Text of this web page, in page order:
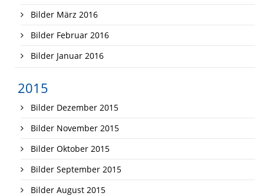
Bilder März 2016
Bilder Februar 2016
Bilder Januar 2016
2015
Bilder Dezember 2015
Bilder November 2015
Bilder Oktober 2015
Bilder September 2015
Bilder August 2015